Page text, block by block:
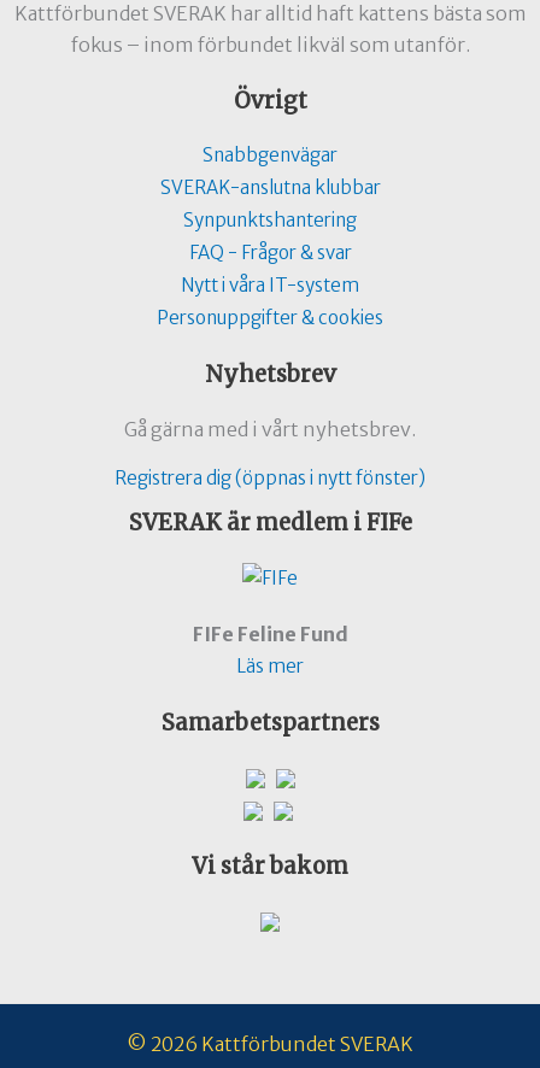
Kattförbundet SVERAK har alltid haft kattens bästa som
fokus – inom förbundet likväl som utanför.
Övrigt
Snabbgenvägar
SVERAK-anslutna klubbar
Synpunktshantering
FAQ - Frågor & svar
Nytt i våra IT-system
Personuppgifter & cookies
Nyhetsbrev
Gå gärna med i vårt nyhetsbrev.
Registrera dig (öppnas i nytt fönster)
SVERAK är medlem i FIFe
FIFe Feline Fund
Läs mer
Samarbetspartners
Vi står bakom
© 2026 Kattförbundet SVERAK